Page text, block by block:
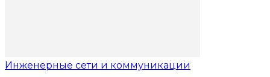
Инженерные сети и коммуникации